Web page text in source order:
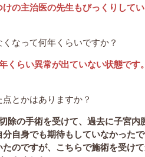
の主治医の先生もびっくりしてい
なって何年くらいですか？
らい異常が出ていない状態です。
とかはありますか？
除の手術を受けて、過去に子宮内
自身でも期待もしていなかった
たのですが、こちらで施術を受け